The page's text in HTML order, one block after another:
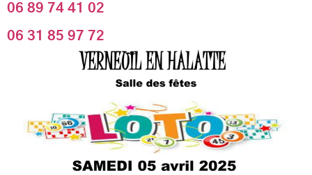
06 89 74 41 02
06 31 85 97 72